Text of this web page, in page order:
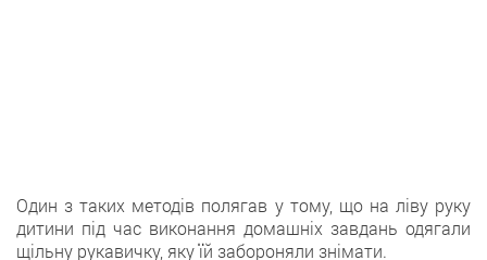
Один з таких методів полягав у тому, що на ліву руку
дитини під час виконання домашніх завдань одягали
щільну рукавичку, яку їй забороняли знімати.